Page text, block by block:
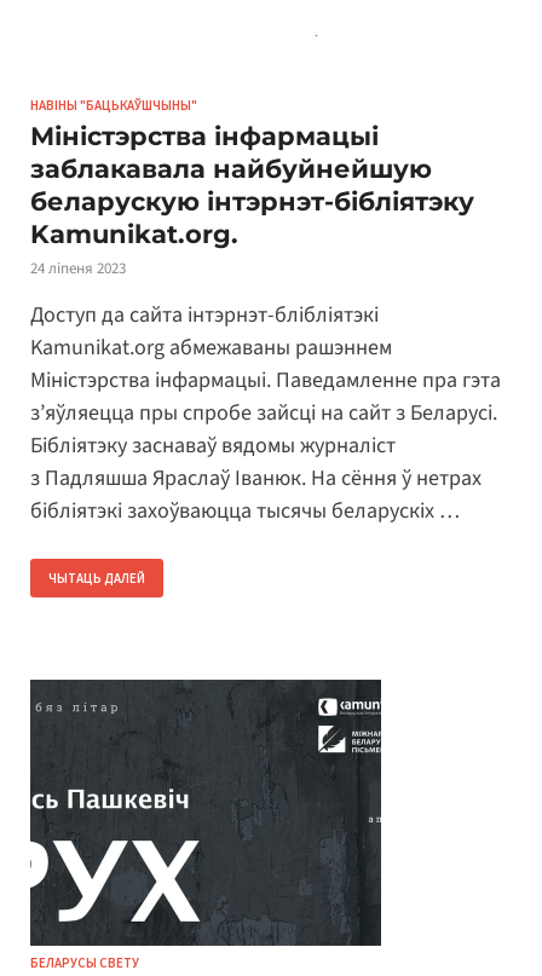
НАВІНЫ "БАЦЬКАЎШЧЫНЫ"
Міністэрства інфармацыі
заблакавала найбуйнейшую
беларускую інтэрнэт-бібліятэку
Kamunikat.org.
24 ліпеня 2023
Доступ да сайта інтэрнэт-блібліятэкі
Kamunikat.org абмежаваны рашэннем
Міністэрства інфармацыі. Паведамленне пра гэта
з’яўляецца пры спробе зайсці на сайт з Беларусі.
Бібліятэку заснаваў вядомы журналіст
з Падляшша Яраслаў Іванюк. На сёння ў нетрах
бібліятэкі захоўваюцца тысячы беларускіх …
ЧЫТАЦЬ ДАЛЕЙ
БЕЛАРУСЫ СВЕТУ